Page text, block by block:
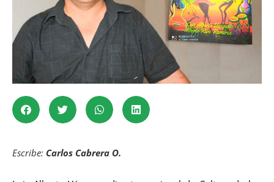
Escribe: Carlos Cabrera O.